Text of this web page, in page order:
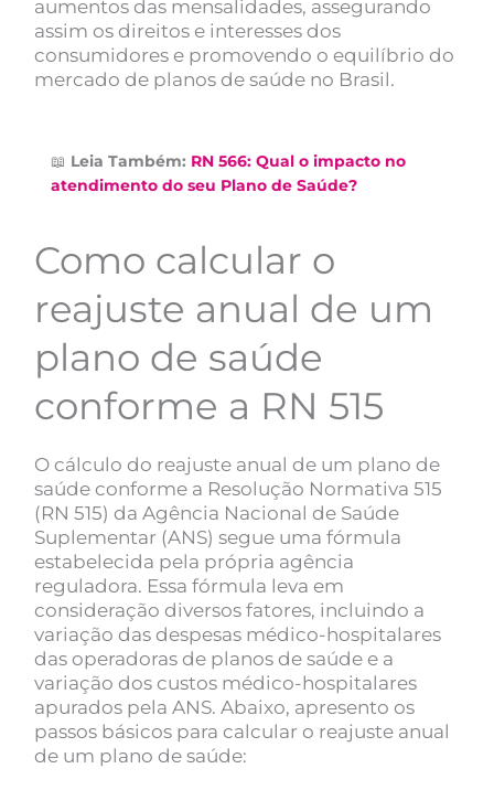
aumentos das mensalidades, assegurando
assim os direitos e interesses dos
consumidores e promovendo o equilíbrio do
mercado de planos de saúde no Brasil.
📖 Leia Também: RN 566: Qual o impacto no
atendimento do seu Plano de Saúde?
Como calcular o
reajuste anual de um
plano de saúde
conforme a RN 515
O cálculo do reajuste anual de um plano de
saúde conforme a Resolução Normativa 515
(RN 515) da Agência Nacional de Saúde
Suplementar (ANS) segue uma fórmula
estabelecida pela própria agência
reguladora. Essa fórmula leva em
consideração diversos fatores, incluindo a
variação das despesas médico-hospitalares
das operadoras de planos de saúde e a
variação dos custos médico-hospitalares
apurados pela ANS. Abaixo, apresento os
passos básicos para calcular o reajuste anual
de um plano de saúde: